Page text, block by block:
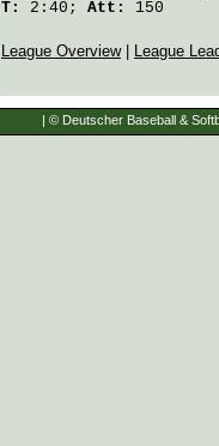
T:
2:40; Att: 150
League Overview| League
| © Deutscher Baseball &